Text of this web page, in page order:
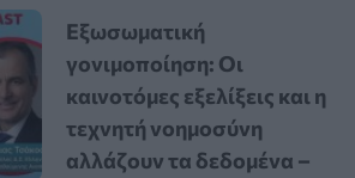
Εξωσωματική
γονιμοποίηση: Οι
καινοτόμες εξελίξεις και η
τεχνητή νοημοσύνη
αλλάζουν τα δεδομένα –